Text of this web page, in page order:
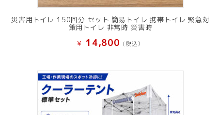
災害用トイレ 150回分 セット 簡易トイレ 携帯トイレ 緊急対
策用トイレ 非常時 災害時
¥ 14,800 (税込）